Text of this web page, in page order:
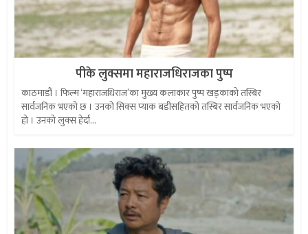
पीके लुक्समा महाराजधिराजका पुष्प
काठमाडौं । फिल्म ‘महाराजधिराज’का मुख्य कलाकार पुष्प खड्काको तस्बिर
सार्वजनिक भएको छ । उनको सिक्स प्याक बडीसहितको तस्बिर सार्वजनिक भएको
हो । उनको लुक्स हेर्दा...